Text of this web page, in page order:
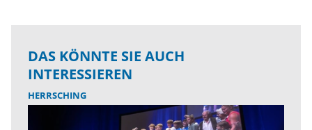
DAS KÖNNTE SIE AUCH
INTERESSIEREN
HERRSCHING